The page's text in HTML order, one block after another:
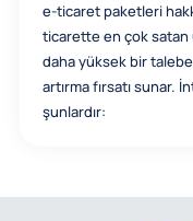
e-ticaret paketleri
ticarette en çok
daha yüksek bir talebe
artırma fırsatı sunar.
şunlardır: